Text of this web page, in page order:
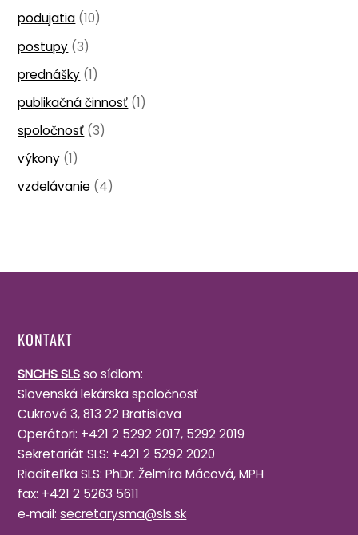
podujatia (10)
postupy (3)
prednášky (1)
publikačná činnosť (1)
spoločnosť (3)
výkony (1)
vzdelávanie (4)
KONTAKT
SNCHS SLSso sídlom:
Slov­enská lekár­ska spoločnosť
Cuk­rová 3, 813 22 Bratislava
Oper­átori: +421 2 5292 2017, 5292 2019
Sek­ret­ar­iát SLS: +421 2 5292 2020
Riaditeľka SLS: PhDr. Želmíra Mácová, MPH
fax: +421 2 5263 5611
e‑mail:secretarysma@​sls.​sk